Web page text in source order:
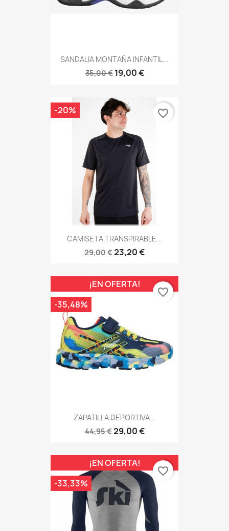
SANDALIA MONTAÑA INFANTIL...
35,00 € 19,00 €
CAMISETA TRANSPIRABLE...
29,00 €23,20 €
-20% favorite_border
ZAPATILLA DEPORTIVA...
44,95 €29,00 €
¡EN OFERTA!
-35,48%
favorite_border
¡EN OFERTA!
-33,33%
favorite_border